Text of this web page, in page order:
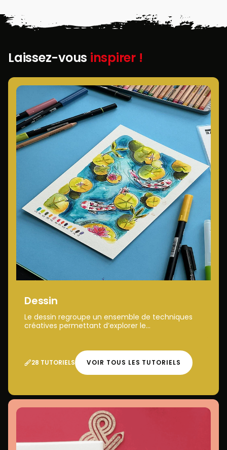
Laissez-vous inspirer !
Dessin
Le dessin regroupe un ensemble de techniques
créatives permettant d’explorer le...
28 TUTORIELS VOIR TOUS LES TUTORIELS